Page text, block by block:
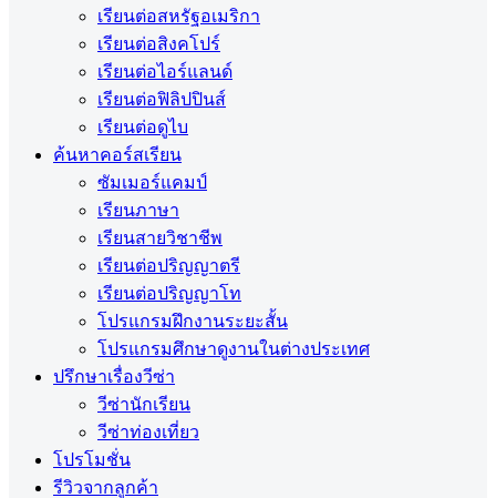
เรียนต่อสหรัฐอเมริกา
เรียนต่อสิงคโปร์
เรียนต่อไอร์แลนด์
เรียนต่อฟิลิปปินส์
เรียนต่อดูไบ
ค้นหาคอร์สเรียน
ซัมเมอร์แคมป์
เรียนภาษา
เรียนสายวิชาชีพ
เรียนต่อปริญญาตรี
เรียนต่อปริญญาโท
โปรแกรมฝึกงานระยะสั้น
โปรแกรมศึกษาดูงานในต่างประเทศ
ปรึกษาเรื่องวีซ่า
วีซ่านักเรียน
วีซ่าท่องเที่ยว
โปรโมชั่น
รีวิวจากลูกค้า